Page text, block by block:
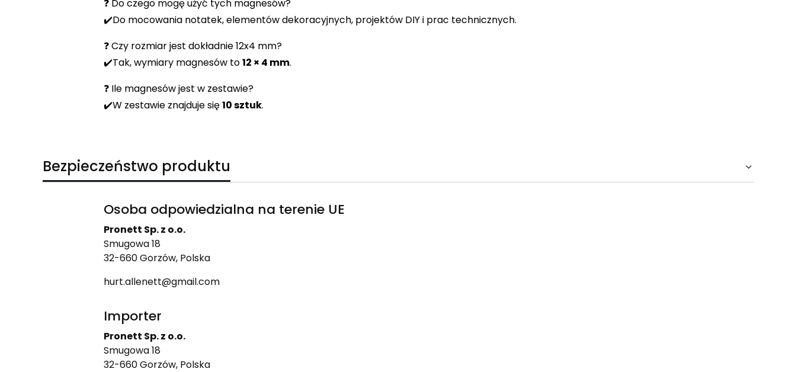
❓ Do czego mogę użyć tych magnesów?
✔️Do mocowania notatek, elementów dekoracyjnych, projektów DIY i prac technicznych.
❓ Czy rozmiar jest dokładnie 12x4 mm?
✔️Tak, wymiary magnesów to12 × 4 mm.
❓ Ile magnesów jest w zestawie?
✔️W zestawie znajduje się10 sztuk.
Bezpieczeństwo produktu
Osoba odpowiedzialna na terenie UE
Pronett Sp. z o.o.
Smugowa 18
32-660 Gorzów, Polska
hurt.allenett@gmail.com
Importer
Pronett Sp. z o.o.
Smugowa 18
32-660 Gorzów, Polska